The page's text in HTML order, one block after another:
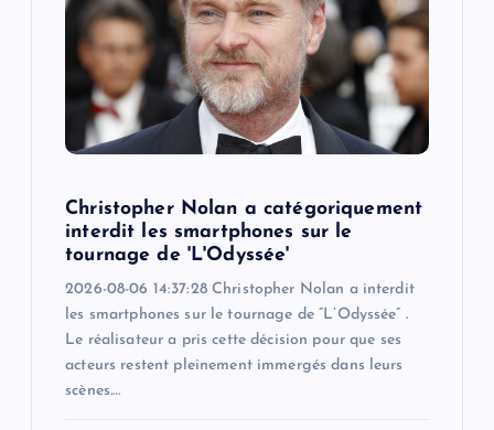
Christopher Nolan a catégoriquement
interdit les smartphones sur le
tournage de 'L'Odyssée'
2026-08-06 14:37:28 Christopher Nolan a interdit
les smartphones sur le tournage de “L’Odyssée” .
Le réalisateur a pris cette décision pour que ses
acteurs restent pleinement immergés dans leurs
scènes.…